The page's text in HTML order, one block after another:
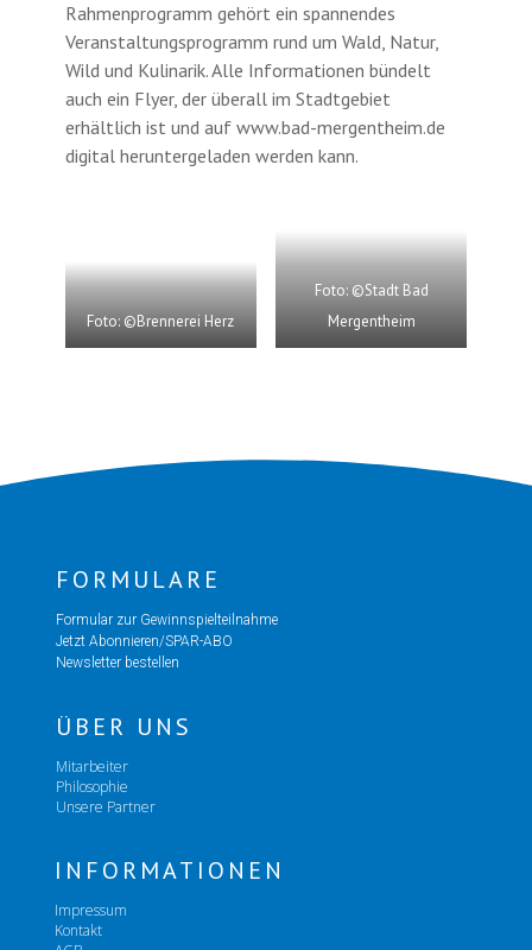
Rahmenprogramm gehört ein spannendes
Veranstaltungsprogramm rund um Wald, Natur,
Wild und Kulinarik. Alle Informationen bündelt
auch ein Flyer, der überall im Stadtgebiet
erhältlich ist und auf www.bad-mergentheim.de
digital heruntergeladen werden kann.
Foto: ©Brennerei Herz
Foto: ©Stadt Bad
Mergentheim
FORMULARE
Formular zur Gewinnspielteilnahme
Jetzt Abonnieren/SPAR-ABO
Newsletter bestellen
ÜBER UNS
Mitarbeiter
Philosophie
Unsere Partner
INFORMATIONEN
Impressum
Kontakt